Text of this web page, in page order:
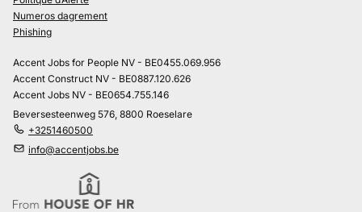
Numeros dagrement
Phishing
Accent Jobs for People NV - BE0455.069.956
Accent Construct NV - BE0887.120.626
Accent Jobs NV - BE0654.755.146
Beversesteenweg 576, 8800 Roeselare
+3251460500
info@accentjobs.be